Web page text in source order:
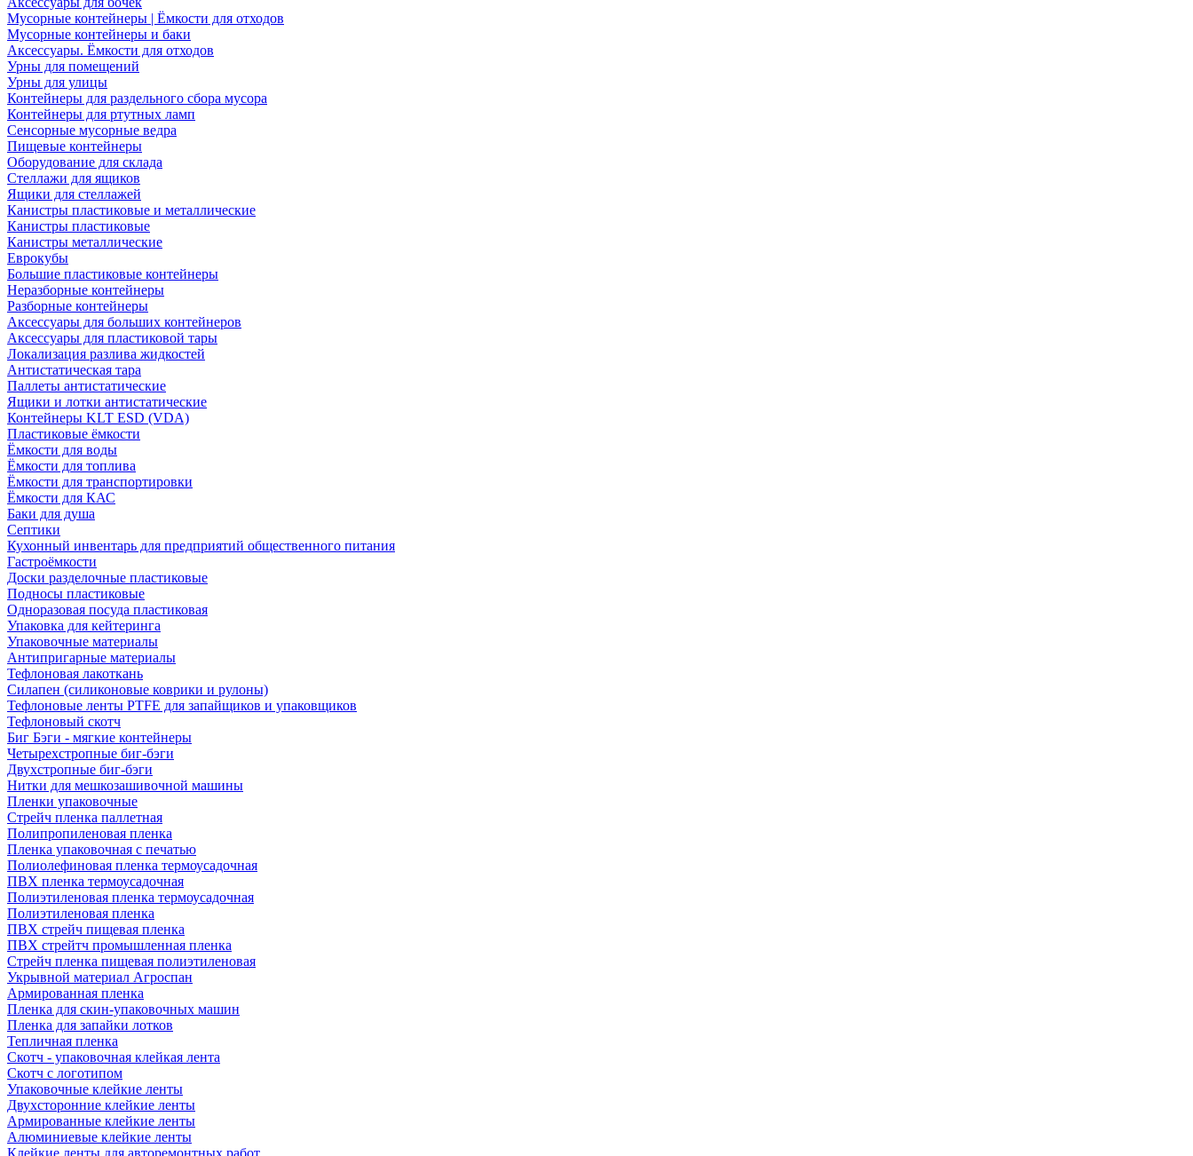
Мусорные контейнеры | Ёмкости для отходов
Мусорные контейнеры и баки
Аксессуары. Ёмкости для отходов
Урны для помещений
Урны для улицы
Контейнеры для раздельного сбора мусора
Контейнеры для ртутных ламп
Сенсорные мусорные ведра
Пищевые контейнеры
Оборудование для склада
Стеллажи для ящиков
Ящики для стеллажей
Канистры пластиковые и металлические
Канистры пластиковые
Канистры металлические
Еврокубы
Большие пластиковые контейнеры
Неразборные контейнеры
Разборные контейнеры
Аксессуары для больших контейнеров
Аксессуары для пластиковой тары
Локализация разлива жидкостей
Антистатическая тара
Паллеты антистатические
Ящики и лотки антистатические
Контейнеры KLT ESD (VDA)
Пластиковые ёмкости
Ёмкости для воды
Ёмкости для топлива
Ёмкости для транспортировки
Ёмкости для КАС
Баки для душа
Септики
Кухонный инвентарь для предприятий общественного питания
Гастроёмкости
Доски разделочные пластиковые
Подносы пластиковые
Одноразовая посуда пластиковая
Упаковка для кейтеринга
Упаковочные материалы
Антипригарные материалы
Тефлоновая лакоткань
Силапен (силиконовые коврики и рулоны)
Тефлоновые ленты PTFE для запайщиков и упаковщиков
Тефлоновый скотч
Биг Бэги - мягкие контейнеры
Четырехстропные биг-бэги
Двухстропные биг-бэги
Нитки для мешкозашивочной машины
Пленки упаковочные
Стрейч пленка паллетная
Полипропиленовая пленка
Пленка упаковочная с печатью
Полиолефиновая пленка термоусадочная
ПВХ пленка термоусадочная
Полиэтиленовая пленка термоусадочная
Полиэтиленовая пленка
ПВХ стрейч пищевая пленка
ПВХ стрейтч промышленная пленка
Стрейч пленка пищевая полиэтиленовая
Укрывной материал Агроспан
Армированная пленка
Пленка для скин-упаковочных машин
Пленка для запайки лотков
Тепличная пленка
Скотч - упаковочная клейкая лента
Скотч с логотипом
Упаковочные клейкие ленты
Двухсторонние клейкие ленты
Армированные клейкие ленты
Алюминиевые клейкие ленты
Клейкие ленты для авторемонтных работ